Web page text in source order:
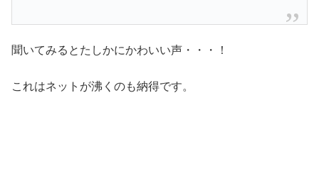
聞いてみるとたしかにかわいい声・・・！
これはネットが沸くのも納得です。